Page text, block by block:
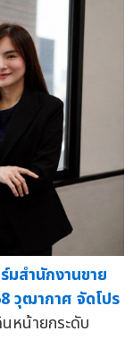
สำนักงานขาย
วุฒากาศ จัดโปร
หน้ายกระดับ